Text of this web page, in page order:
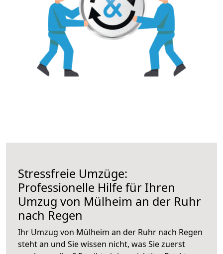
Stressfreie Umzüge:
Professionelle Hilfe für Ihren
Umzug von Mülheim an der Ruhr
nach Regen
Ihr Umzug von Mülheim an der Ruhr nach Regen
steht an und Sie wissen nicht, was Sie zuerst